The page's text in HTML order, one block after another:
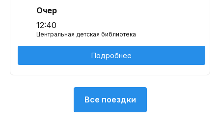
Очер
12:40
Центральная детская библиотека
Подробнее
Все поездки